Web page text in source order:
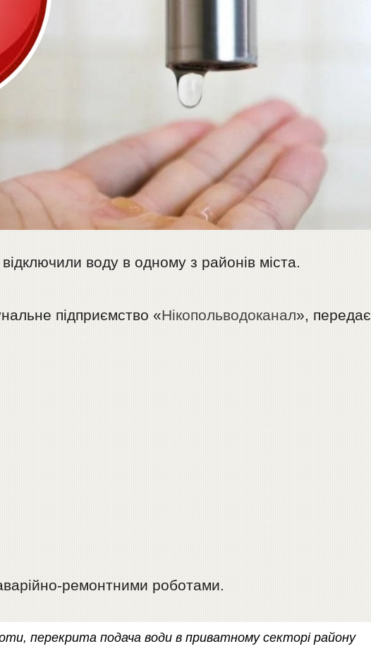
воду в одному з районів міста.
підприємство «Нікопольводоканал», передає
ремонтними роботами.
перекрита подача води в приватному секторі району